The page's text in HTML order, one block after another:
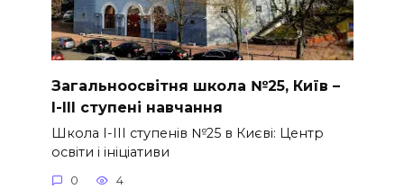
Загальноосвітня школа №25, Київ –
І-ІІІ ступені навчання
Школа І-ІІІ ступенів №25 в Києві: Центр
освіти і ініціативи
0 4